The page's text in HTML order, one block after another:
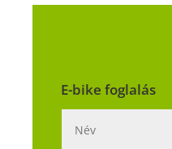
E-bike foglalás